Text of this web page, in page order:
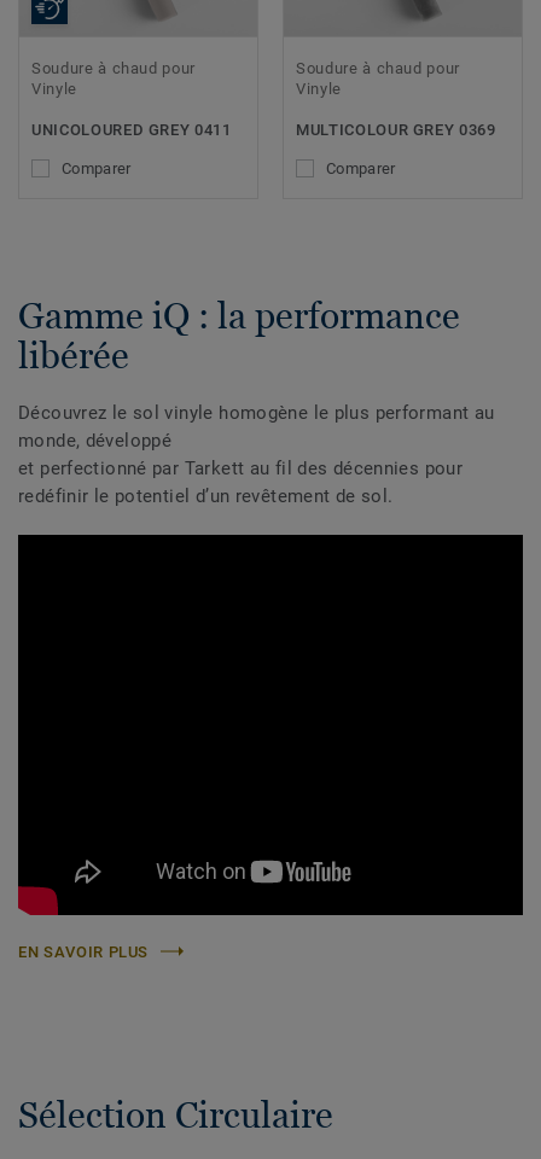
Soudure à chaud pour
Vinyle
UNICOLOURED GREY 0411
Comparer
Soudure à chaud pour
Vinyle
MULTICOLOUR GREY 0369
Comparer
Gamme iQ : la performance
libérée
Découvrez le sol vinyle homogène le plus performant au
monde, développé
et perfectionné par Tarkett au fil des décennies pour
redéfinir le potentiel d’un revêtement de sol.
EN SAVOIR PLUS
Sélection Circulaire